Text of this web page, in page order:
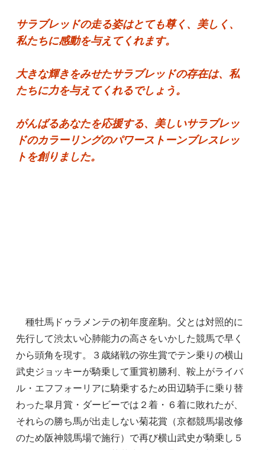
サラブレッドの走る姿はとても尊く、美しく、
私たちに感動を与えてくれます。
大きな輝きをみせたサラブレッドの存在は、私
たちに力を与えてくれるでしょう。
がんばるあなたを応援する、美しいサラブレッ
ドのカラーリングのパワーストーンブレスレッ
トを創りました。
種牡馬ドゥラメンテの初年度産駒。父とは対照的に
先行して渋太い心肺能力の高さをいかした競馬で早く
から頭角を現す。３歳緒戦の弥生賞でテン乗りの横山
武史ジョッキーが騎乗して重賞初勝利、鞍上がライバ
ル・エフフォーリアに騎乗するため田辺騎手に乗り替
わった皐月賞・ダービーでは２着・６着に敗れたが、
それらの勝ち馬が出走しない菊花賞（京都競馬場改修
のため阪神競馬場で施行）で再び横山武史が騎乗し５